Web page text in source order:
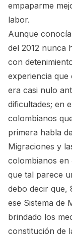
empaparme
labor.
Aunque
del 2012 nunca
con
experiencia que
era casi nulo
dificultades; en
colombianos
primera habla
Migraciones y
colombianos
que tal parece
debo decir que,
ese Sistema de
brindado los
constitución de